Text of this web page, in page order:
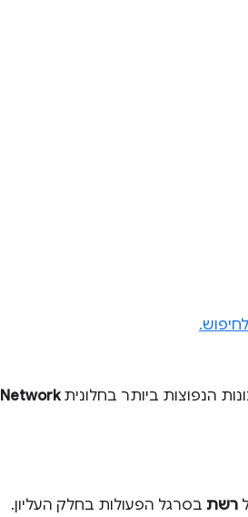
הנפוצות ביותר בחלוניתNetwork
רשת בסרגל הפעולות בחלק העליון.